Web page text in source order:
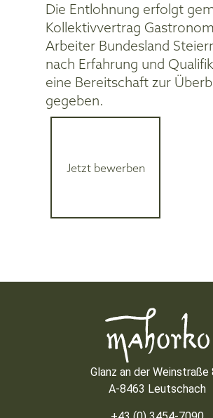
Die Entlohnung erfolgt
Kollektivvertrag
Arbeiter Bundesland
nach Erfahrung und
eine Bereitschaft zur
gegeben.
Jetzt bewerben
Glanz an der Weinstraße
A-8463 Leutschach